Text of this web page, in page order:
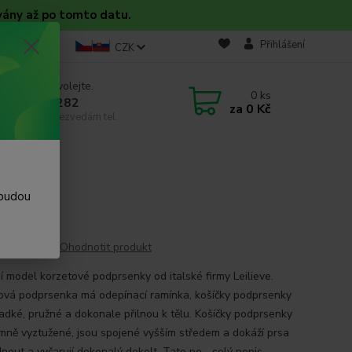
až po tomto datu.
Blog CZK Přihlášení
si rady? Zavolejte.
608 754 282
pokud nezvedám tel.
0 ks
za 0 Kč
Ohodnotit produkt
model korzetové podprsenky od italské firmy Leilieve.
podprsenka má odepínací ramínka, košíčky podprsenky
pružné a dokonale přilnou k tělu. Košíčky podprsenky
vyztužené, jsou spojené vyšším středem a dokáží prsa